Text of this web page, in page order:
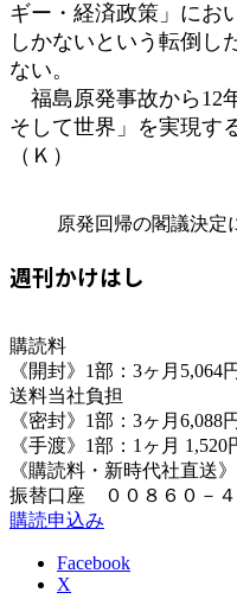
ギー・経済政策」にお
しかないという転倒し
ない。
福島原発事故から12
そして世界」を実現す
（Ｋ）
原発回帰の閣議決定
週刊かけはし
購読料
《開封》1部：3ヶ月
送料当社負担
《密封》1部：3ヶ月6,088円
《手渡》1部：1ヶ月 1,520
《購読料・新時代社直送》
振替口座 ００８６０－
購読申込み
Facebook
X